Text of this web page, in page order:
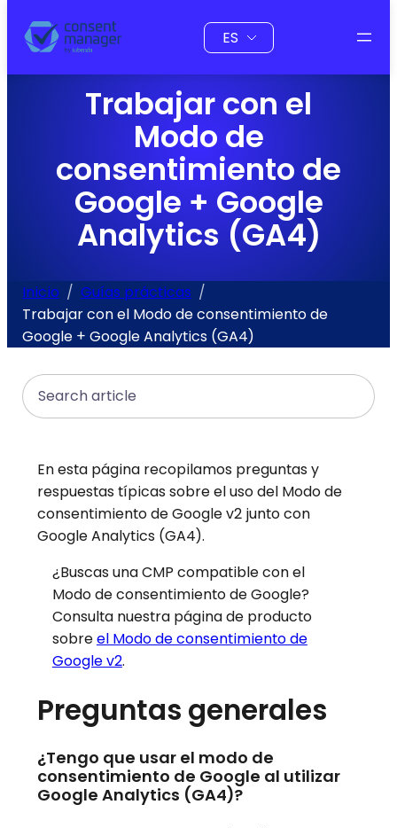
contenido
Elegir
un
idioma
Trabajar con el
Modo de
consentimiento de
Google + Google
Analytics (GA4)
Inicio
Guías prácticas
Trabajar con el Modo de consentimiento de
Google + Google Analytics (GA4)
Search
En esta página recopilamos preguntas y
respuestas típicas sobre el uso del Modo de
consentimiento de Google v2 junto con
Google Analytics (GA4).
¿Buscas una CMP compatible con el
Modo de consentimiento de Google?
Consulta nuestra página de producto
sobreel Modo de consentimiento de
Google v2.
Preguntas generales
¿Tengo que usar el modo de
consentimiento de Google al utilizar
Google Analytics (GA4)?